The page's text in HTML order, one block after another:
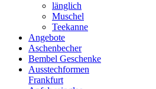
länglich
Muschel
Teekanne
Angebote
Aschenbecher
Bembel Geschenke
Ausstechformen
Frankfurt